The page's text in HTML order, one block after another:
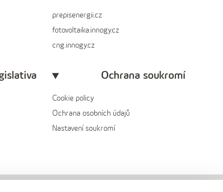
prepisenergii.cz
fotovoltaika.innogy.cz
cng.innogy.cz
Ochrana soukromí
Cookie policy
Ochrana osobních údajů
Nastavení soukromí